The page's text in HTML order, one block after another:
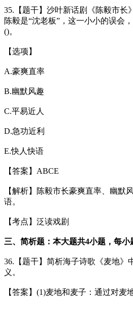
35.【题干】沙叶新话剧《陈毅市长
陈毅是“沈老板”，这一小小的误会
()。
【选项】
A.豪爽直率
B.幽默风趣
C.平易近人
D.急功近利
E.快人快语
【答案】ABCE
【解析】陈毅市长豪爽直率、幽默
语。
【考点】泛读戏剧
三、简析题：本大题共4小题，每小
36.【题干】简析海子诗歌《麦地》
义。
【答案】(1)麦地和麦子：通过对麦